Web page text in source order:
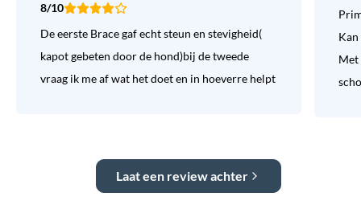
8/10
De eerste Brace gaf echt steun en stevigheid(
kapot gebeten door de hond)bij de tweede
vraag ik me af wat het doet en in hoeverre helpt
Met
Laat een review achter